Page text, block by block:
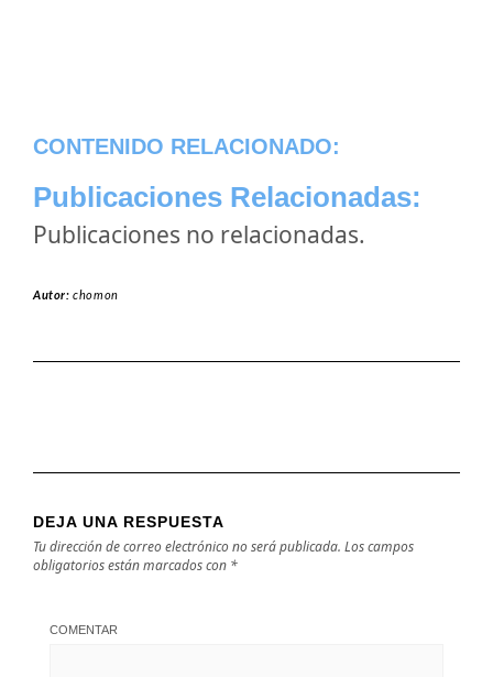
CONTENIDO RELACIONADO:
Publicaciones Relacionadas:
Publicaciones no relacionadas.
Autor:chomon
DEJA UNA RESPUESTA
Tu dirección de correo electrónico no será publicada. Los campos
obligatorios están marcados con *
COMENTAR